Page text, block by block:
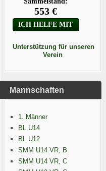
Unterstützung für unseren
Verein
Mannschaften
1. Männer
BL U14
BL U12
SMM U14 VR, B
SMM U14 VR, C